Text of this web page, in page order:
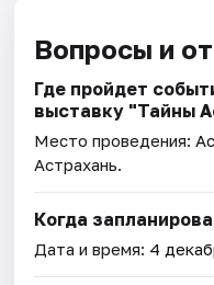
Вопросы и
Где пройдет
выставку "Тайны
Место проведения:
Астрахань.
Когда
Дата и время: 4